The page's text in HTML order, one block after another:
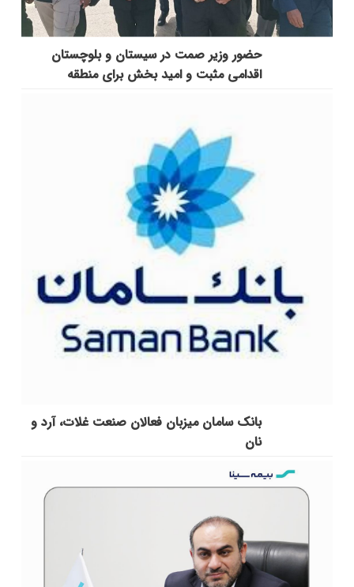
حضور وزیر صمت در سیستان و بلوچستان
اقدامی مثبت و امید بخش برای منطقه
بانک سامان میزبان فعالان صنعت غلات، آرد و
نان